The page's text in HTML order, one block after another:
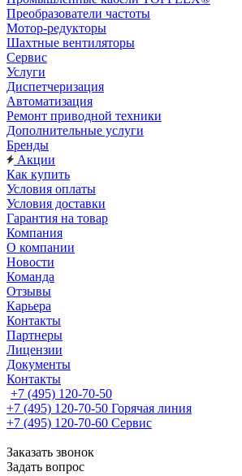
Преобразователи частоты
Мотор-редукторы
Шахтные вентиляторы
Сервис
Услуги
Диспетчеризация
Автоматизация
Ремонт приводной техники
Дополнительные услуги
Бренды
Акции
Как купить
Условия оплаты
Условия доставки
Гарантия на товар
Компания
О компании
Новости
Команда
Отзывы
Карьера
Контакты
Партнеры
Лицензии
Документы
Контакты
+7 (495) 120-70-50
+7 (495) 120-70-50 Горячая линия
+7 (495) 120-70-60 Сервис
Заказать звонок
Задать вопрос